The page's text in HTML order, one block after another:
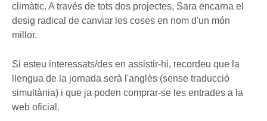
climàtic. A través de tots dos projectes, Sara encarna el
desig radical de canviar les coses en nom d'un món
millor.
Si esteu interessats/des en assistir-hi, recordeu que la
llengua de la jornada serà l'anglès (sense traducció
simultània) i que ja poden comprar-se les entrades a la
web oficial.